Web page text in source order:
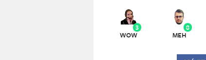
3
WOW
8
MEH